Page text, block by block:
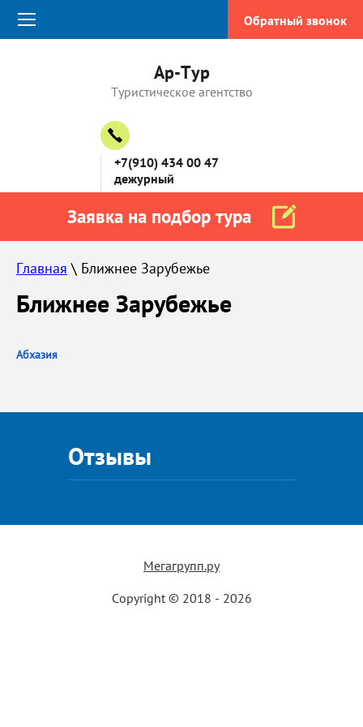
Ар-Тур
Туристическое агентство
+7(910) 434 00 47
дежурный
Обратный звонок
Заявка на подбор тура
Главная \ Ближнее Зарубежье
Ближнее Зарубежье
Абхазия
Отзывы
Мегагрупп.ру
Copyright © 2018 - 2026